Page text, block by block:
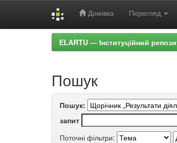
Домівка Перегляд
ELARTU — Інституційний
Пошук
Пошук:
запит
Поточні фільтри: